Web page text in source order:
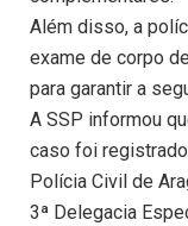
Além disso, a
exame de corpo
para garantir a
A SSP informou
caso foi
Polícia Civil de
3ª Delegacia